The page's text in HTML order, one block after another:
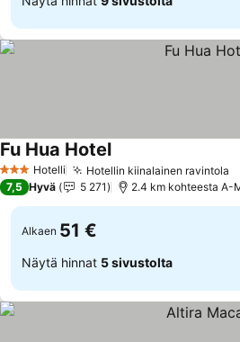
3 Tähtiluokitus
Hotelli Hotellin kiinalainen ravintola
Fu Hua Hotel
7,5 Hyvä 5 271 2.4 km kohteesta A-
Alkaen 51 €
Näytä hinnat 5 sivustolta